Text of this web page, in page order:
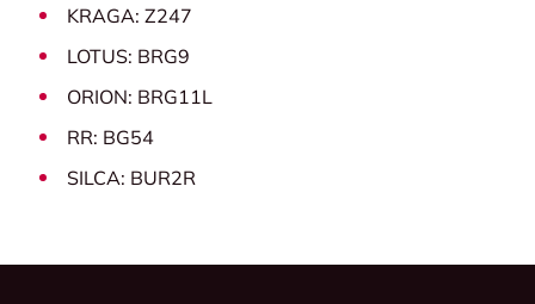
KRAGA: Z247
LOTUS: BRG9
ORION: BRG11L
RR: BG54
SILCA: BUR2R